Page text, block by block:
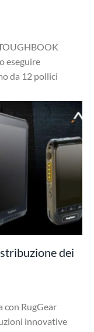
eseguire
da 12 pollici
dei
con RugGear
innovative